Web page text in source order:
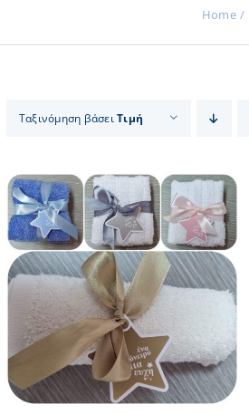
Home
Ταξινόμηση βάσειΤιμή
ΛΕΠΤΟΜΕΡΕΙΕΣ